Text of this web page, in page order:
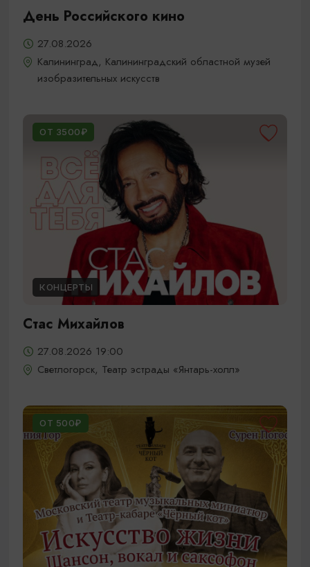
День Российского кино
27.08.2026
Калининград, Калининградский областной музей
изобразительных искусств
ОТ 3500₽
КОНЦЕРТЫ
Стас Михайлов
27.08.2026 19:00
Светлогорск, Театр эстрады «Янтарь-холл»
ОТ 500₽